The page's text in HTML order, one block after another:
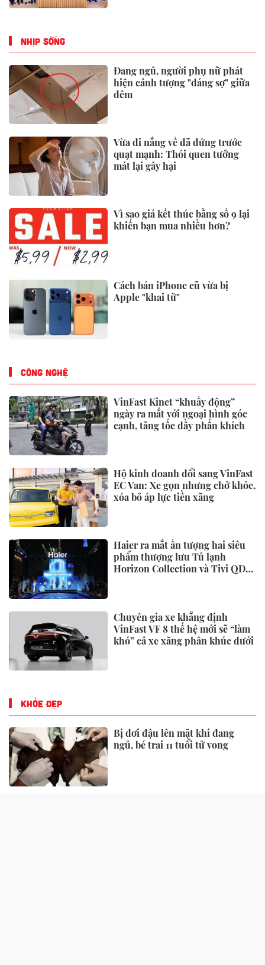
NHỊP SỐNG
Đang ngủ, người phụ nữ phát
hiện cảnh tượng "đáng sợ" giữa
đêm
Vừa đi nắng về đã đứng trước
quạt mạnh: Thói quen tưởng
mát lại gây hại
Vì sao giá kết thúc bằng số 9 lại
khiến bạn mua nhiều hơn?
Cách bán iPhone cũ vừa bị
Apple "khai tử"
CÔNG NGHỆ
VinFast Kinet “khuấy động”
ngày ra mắt với ngoại hình góc
cạnh, tăng tốc đầy phấn khích
Hộ kinh doanh đổi sang VinFast
EC Van: Xe gọn nhưng chở khỏe,
xóa bỏ áp lực tiền xăng
Haier ra mắt ấn tượng hai siêu
phẩm thượng lưu Tủ lạnh
Horizon Collection và Tivi QD-
Chuyên gia xe khẳng định
VinFast VF 8 thế hệ mới sẽ “làm
khó” cả xe xăng phân khúc dưới
KHỎE ĐẸP
Bị dơi đậu lên mặt khi đang
ngủ, bé trai 11 tuổi tử vong